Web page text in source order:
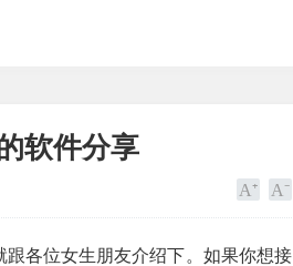
软件分享
各位女生朋友介绍下。如果你想接